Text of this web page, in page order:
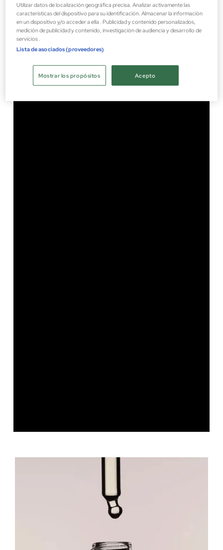
BEST SELLERS
Explora los esenciales que ya son iconos de belleza.
Ver todos los productos
Utilizar datos de localización geográfica precisa. Analizar activamente las
características del dispositivo para su identificación. Almacenar la información
en un dispositivo y/o acceder a ella . Publicidad y contenido personalizados,
medición de publicidad y contenido, investigación de audiencia y desarrollo de
servicios .
Lista de asociados (proveedores)
Acepto
Mostrar los propósitos